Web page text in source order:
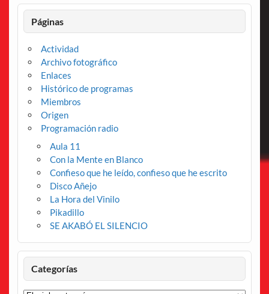
Páginas
Actividad
Archivo fotográfico
Enlaces
Histórico de programas
Miembros
Origen
Programación radio
Aula 11
Con la Mente en Blanco
Confieso que he leído, confieso que he escrito
Disco Añejo
La Hora del Vinilo
Pikadillo
SE AKABÓ EL SILENCIO
Categorías